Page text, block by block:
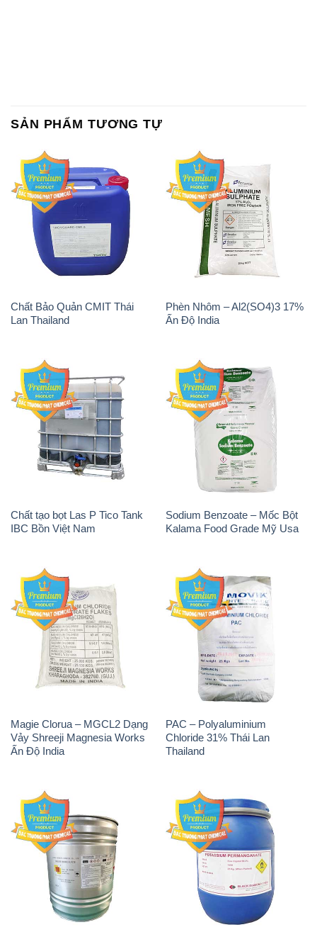
SẢN PHẨM TƯƠNG TỰ
Chất Bảo Quản CMIT Thái
Lan Thailand
Phèn Nhôm – Al2(SO4)3 17%
Ấn Độ India
Chất tạo bọt Las P Tico Tank
IBC Bồn Việt Nam
Sodium Benzoate – Mốc Bột
Kalama Food Grade Mỹ Usa
Magie Clorua – MGCL2 Dạng
Vảy Shreeji Magnesia Works
Ấn Độ India
PAC – Polyaluminium
Chloride 31% Thái Lan
Thailand